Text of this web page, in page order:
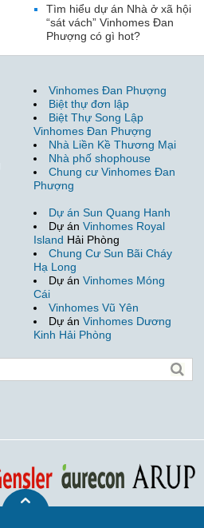
Tìm hiểu dự án Nhà ở xã hội
“sát vách” Vinhomes Đan
Phượng có gì hot?
Vinhomes Đan Phượng
Biệt thự đơn lập
Biệt Thự Song Lập
Vinhomes Đan Phượng
Nhà Liền Kề Thương Mại
Nhà phố shophouse
Chung cư Vinhomes Đan
Phượng
Dự án Sun Quang Hanh
Dự án Vinhomes Royal
Island Hải Phòng
Chung Cư Sun Bãi Cháy
Hạ Long
Dự án Vinhomes Móng
Cái
Vinhomes Vũ Yên
Dự án Vinhomes Dương
Kinh Hải Phòng